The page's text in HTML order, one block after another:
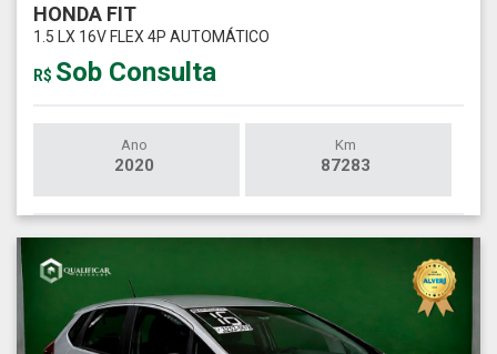
HONDA FIT
1.5 LX 16V FLEX 4P AUTOMÁTICO
R$ Sob Consulta
Ano
2020
Km
87283